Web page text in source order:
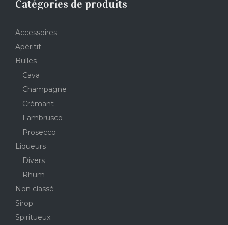
Catégories de produits
Accessoires
Apéritif
Bulles
Cava
Champagne
Crémant
Lambrusco
Prosecco
Liqueurs
Divers
Rhum
Non classé
Sirop
Spiritueux